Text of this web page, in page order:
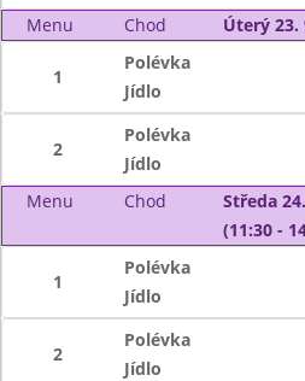
Menu
Chod Úterý 23.
1
Polévka
Jídlo
2
Polévka
Jídlo
Menu
Chod
Středa
(11:30 -
1
Polévka
Jídlo
2
Polévka
Jídlo